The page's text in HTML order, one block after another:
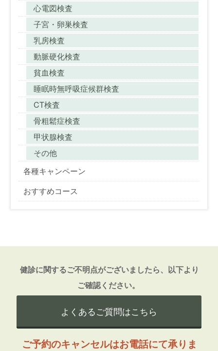
心電図検査
子宮・卵巣検査
乳房検査
動脈硬化検査
貧血検査
睡眠時無呼吸症候群検査
CT検査
骨粗鬆症検査
甲状腺検査
その他
各種キャンペーン
おすすめコース
健診に関するご不明点がございましたら、以下より
ご確認ください。
よくあるご質問はこちら
ご予約のキャンセルはお電話にて承りま